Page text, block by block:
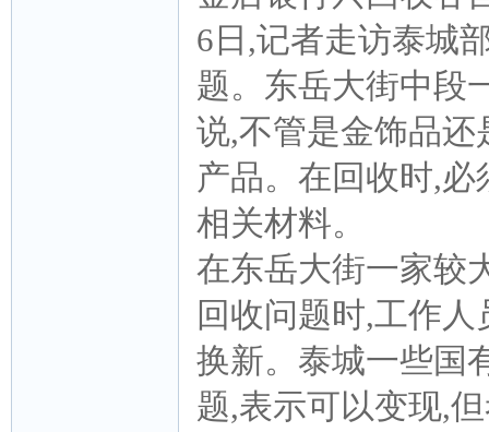
6日,记者走访泰城
题。东岳大街中段
说,不管是金饰品
产品。在回收时,
相关材料。
在东岳大街一家较
回收问题时,工作
换新。泰城一些国
题,表示可以变现,